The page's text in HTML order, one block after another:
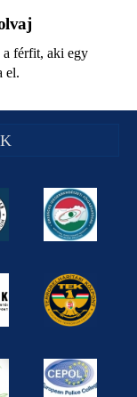
a férfit, aki egy
el.